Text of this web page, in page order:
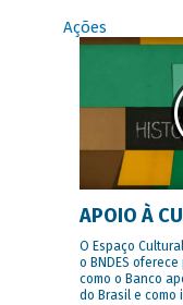
Ações
APOIO À
O Espaço
o BNDES
como o Banco
do Brasil e como